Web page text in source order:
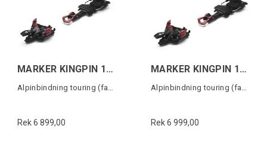
MARKER KINGPIN 10 75-100MM Svart/Röd
Alpinbindning touring (fast)
Rek 6 899,00
MARKER KINGPIN 13 75-100MM Svart/Röd
Alpinbindning touring (fast)
Rek 6 999,00